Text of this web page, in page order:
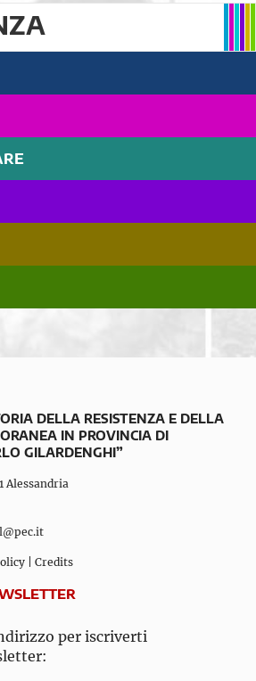
DELLA RESISTENZA E DELLA
IN PROVINCIA DI
GILARDENGHI”
Alessandria
Credits
per iscriverti